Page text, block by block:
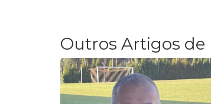
Outros Artigos de